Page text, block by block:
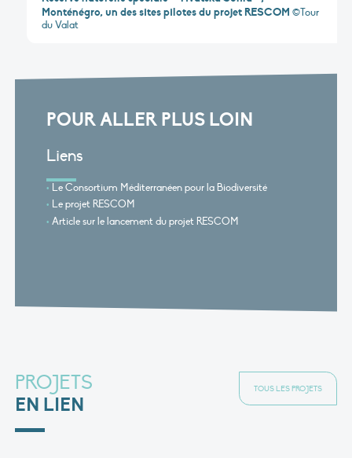
Monténégro, un des sites pilotes du projet RESCOM ©Tour
du Valat
POUR ALLER PLUS LOIN
Liens
Le Consortium Méditerranéen pour la Biodiversité
Le projet RESCOM
Article sur le lancement du projet RESCOM
PROJETS
EN LIEN
TOUS LES PROJETS